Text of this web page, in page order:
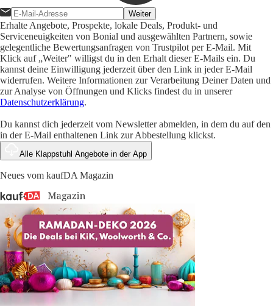
Weiter
Erhalte Angebote, Prospekte, lokale Deals, Produkt- und
Serviceneuigkeiten von Bonial und ausgewählten Partnern, sowie
gelegentliche Bewertungsanfragen von Trustpilot per E-Mail. Mit
Klick auf „Weiter" willigst du in den Erhalt dieser E-Mails ein. Du
kannst deine Einwilligung jederzeit über den Link in jeder E-Mail
widerrufen. Weitere Informationen zur Verarbeitung Deiner Daten und
zur Analyse von Öffnungen und Klicks findest du in unserer
Datenschutzerklärung.
Du kannst dich jederzeit vom Newsletter abmelden, in dem du auf den
in der E-Mail enthaltenen Link zur Abbestellung klickst.
Alle Klappstuhl Angebote in der App
Neues vom kaufDA Magazin